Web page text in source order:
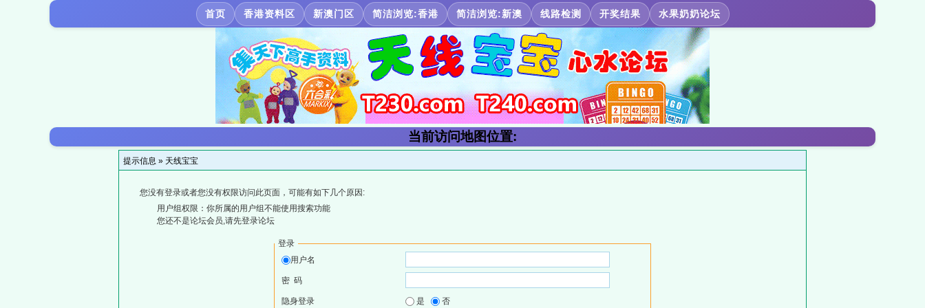
首页 香港资料区 新澳门区 简洁浏览:香港 简洁浏览:新澳 线路检测 开奖结果 水果奶奶论坛
当前访问地图位置:
提示信息 » 天线宝宝
您没有登录或者您没有权限访问此页面，可能有如下几个原因:
用户组权限：你所属的用户组不能使用搜索功能
您还不是论坛会员,请先登录论坛
登录
用户名
密 码
隐身登录 是 否